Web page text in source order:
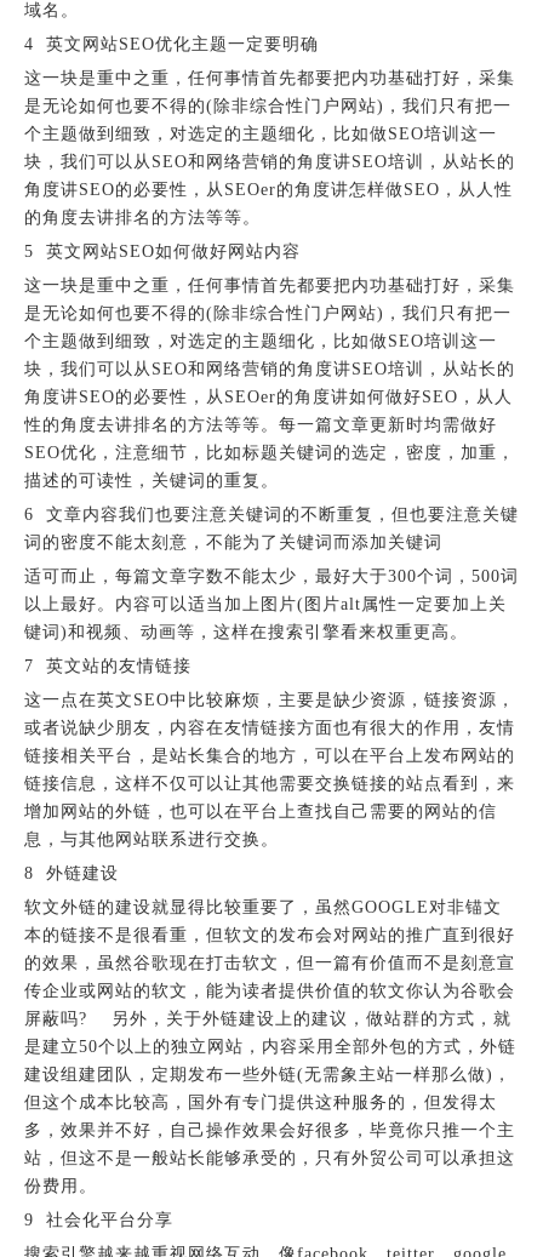
域名。
4 英文网站SEO优化主题一定要明确
这一块是重中之重，任何事情首先都要把内功基础打好，采集
是无论如何也要不得的(除非综合性门户网站)，我们只有把一
个主题做到细致，对选定的主题细化，比如做SEO培训这一
块，我们可以从SEO和网络营销的角度讲SEO培训，从站长的
角度讲SEO的必要性，从SEOer的角度讲怎样做SEO，从人性
的角度去讲排名的方法等等。
5 英文网站SEO如何做好网站内容
这一块是重中之重，任何事情首先都要把内功基础打好，采集
是无论如何也要不得的(除非综合性门户网站)，我们只有把一
个主题做到细致，对选定的主题细化，比如做SEO培训这一
块，我们可以从SEO和网络营销的角度讲SEO培训，从站长的
角度讲SEO的必要性，从SEOer的角度讲如何做好SEO，从人
性的角度去讲排名的方法等等。每一篇文章更新时均需做好
SEO优化，注意细节，比如标题关键词的选定，密度，加重，
描述的可读性，关键词的重复。
6 文章内容我们也要注意关键词的不断重复，但也要注意关键
词的密度不能太刻意，不能为了关键词而添加关键词
适可而止，每篇文章字数不能太少，最好大于300个词，500词
以上最好。内容可以适当加上图片(图片alt属性一定要加上关
键词)和视频、动画等，这样在搜索引擎看来权重更高。
7 英文站的友情链接
这一点在英文SEO中比较麻烦，主要是缺少资源，链接资源，
或者说缺少朋友，内容在友情链接方面也有很大的作用，友情
链接相关平台，是站长集合的地方，可以在平台上发布网站的
链接信息，这样不仅可以让其他需要交换链接的站点看到，来
增加网站的外链，也可以在平台上查找自己需要的网站的信
息，与其他网站联系进行交换。
8 外链建设
软文外链的建设就显得比较重要了，虽然GOOGLE对非锚文
本的链接不是很看重，但软文的发布会对网站的推广直到很好
的效果，虽然谷歌现在打击软文，但一篇有价值而不是刻意宣
传企业或网站的软文，能为读者提供价值的软文你认为谷歌会
屏蔽吗? 另外，关于外链建设上的建议，做站群的方式，就
是建立50个以上的独立网站，内容采用全部外包的方式，外链
建设组建团队，定期发布一些外链(无需象主站一样那么做)，
但这个成本比较高，国外有专门提供这种服务的，但发得太
多，效果并不好，自己操作效果会好很多，毕竟你只推一个主
站，但这不是一般站长能够承受的，只有外贸公司可以承担这
份费用。
9 社会化平台分享